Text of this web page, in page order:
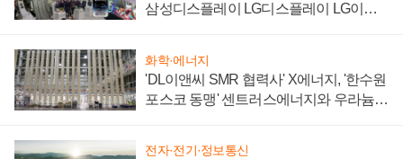
삼성디스플레이 LG디스플레이 LG이노
화학·에너지
'DL이앤씨 SMR 협력사' X에너지, '한수원
포스코 동맹' 센트러스에너지와 우라늄
전자·전기·정보통신